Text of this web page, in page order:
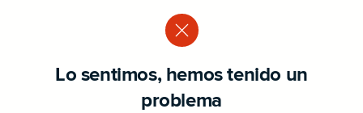
Lo sentimos, hemos tenido un
problema